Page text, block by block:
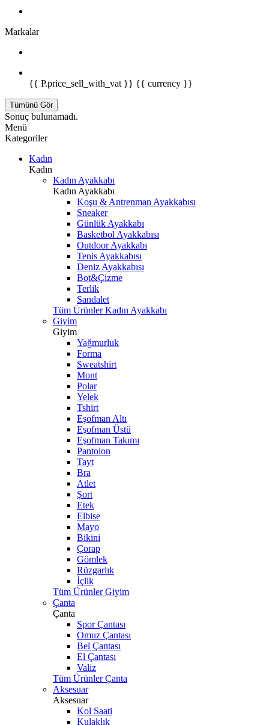
Markalar
{{ P.price_sell_with_vat }} {{ currency }}
Tümünü Gör
Sonuç bulunamadı.
Menü
Kategoriler
Kadın
Kadın
Kadın Ayakkabı
Kadın Ayakkabı
Koşu & Antrenman Ayakkabısı
Sneaker
Günlük Ayakkabı
Basketbol Ayakkabısı
Outdoor Ayakkabı
Tenis Ayakkabısı
Deniz Ayakkabısı
Bot&Çizme
Terlik
Sandalet
Tüm Ürünler Kadın Ayakkabı
Giyim
Giyim
Yağmurluk
Forma
Sweatshirt
Mont
Polar
Yelek
Tshirt
Eşofman Altı
Eşofman Üstü
Eşofman Takımı
Pantolon
Tayt
Bra
Atlet
Şort
Etek
Elbise
Mayo
Bikini
Çorap
Gömlek
Rüzgarlık
İçlik
Tüm Ürünler Giyim
Çanta
Çanta
Spor Çantası
Omuz Çantası
Bel Çantası
El Çantası
Valiz
Tüm Ürünler Çanta
Aksesuar
Aksesuar
Kol Saati
Kulaklık